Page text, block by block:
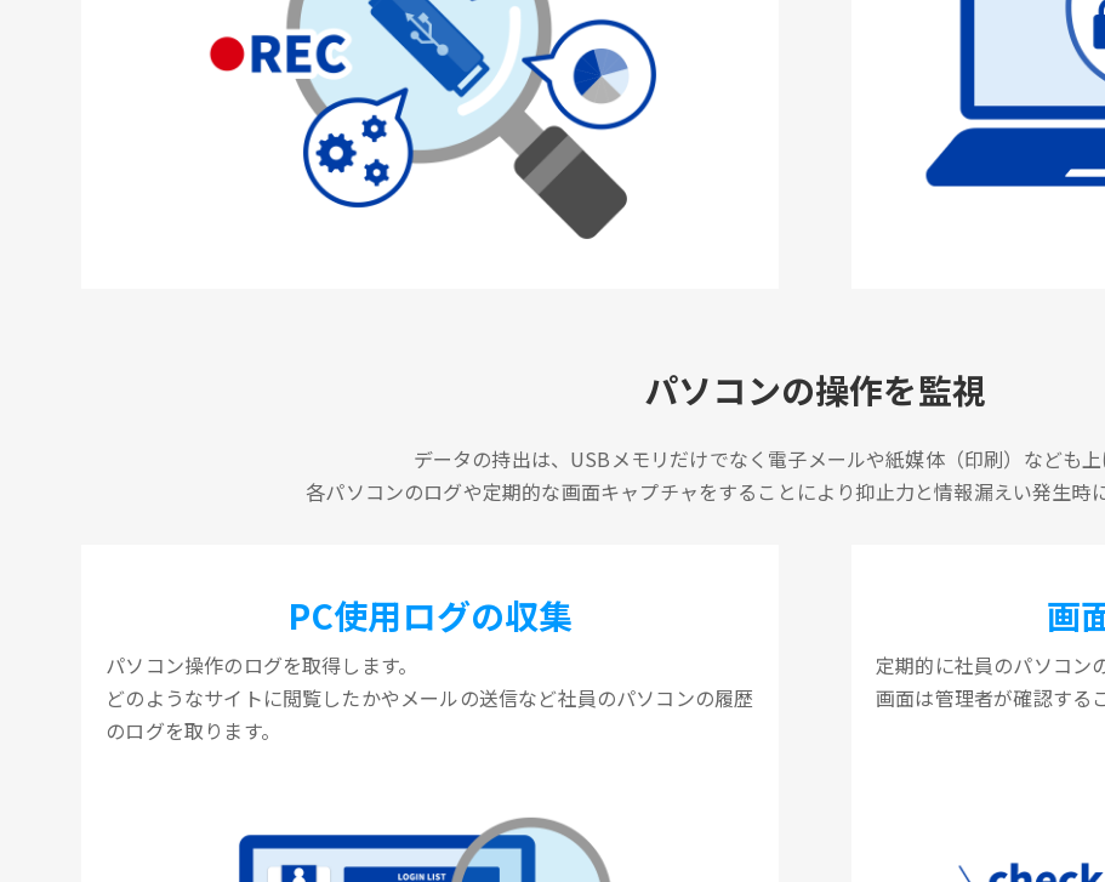
パソコンの操作を監視
データの持出は、USBメモリだけでなく電子メールや紙媒体（印刷）なども上
各パソコンのログや定期的な画面キャプチャをすることにより抑止力と情報漏えい発生時
PC使用ログの収集
パソコン操作のログを取得します。
どのようなサイトに閲覧したかやメールの送信など社員のパソコンの履歴
のログを取ります。
画
定期的に社員のパソコン
画面は管理者が確認する